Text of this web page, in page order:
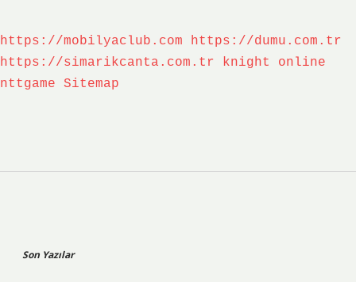
https://mobilyaclub.com
https://dumu.com.tr
https://simarikcanta.com.tr
knight online
nttgame
Sitemap
Son Yazılar